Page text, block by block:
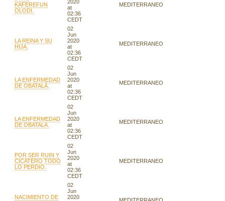
KAFEREFUN
OLODI.
2020
at
02:36
CEDT
MEDITERRANEO
LA REINA Y SU
HIJA.
02
Jun
2020
at
02:36
CEDT
MEDITERRANEO
LA ENFERMEDAD
DE OBATALÁ.
02
Jun
2020
at
02:36
CEDT
MEDITERRANEO
LA ENFERMEDAD
DE OBATALA.
02
Jun
2020
at
02:36
CEDT
MEDITERRANEO
POR SER RUIN Y
CICATERO TODO
LO PERDIO.
02
Jun
2020
at
02:36
CEDT
MEDITERRANEO
NACIMIENTO DE
02
Jun
2020